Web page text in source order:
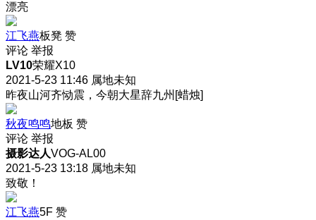
漂亮
江飞燕板凳 赞
评论 举报
LV10荣耀X10
2021-5-23 11:46 属地未知
昨夜山河齐恸震，今朝大星辞九州[蜡烛]
秋夜鸣鸣地板 赞
评论 举报
摄影达人VOG-AL00
2021-5-23 13:18 属地未知
致敬！
江飞燕5F 赞